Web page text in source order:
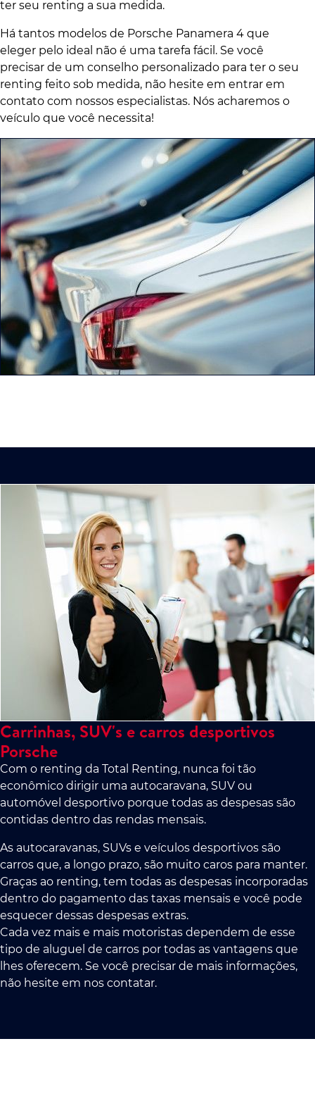
ter seu renting a sua medida.
Há tantos modelos de Porsche Panamera 4 que
eleger pelo ideal não é uma tarefa fácil. Se você
precisar de um conselho personalizado para ter o seu
renting feito sob medida, não hesite em entrar em
contato com nossos especialistas. Nós acharemos o
veículo que você necessita!
Carrinhas, SUV's e carros desportivos
Porsche
Com o renting da Total Renting, nunca foi tão
econômico dirigir uma autocaravana, SUV ou
automóvel desportivo porque todas as despesas são
contidas dentro das rendas mensais.
As autocaravanas, SUVs e veículos desportivos são
carros que, a longo prazo, são muito caros para manter.
Graças ao renting, tem todas as despesas incorporadas
dentro do pagamento das taxas mensais e você pode
esquecer dessas despesas extras.
Cada vez mais e mais motoristas dependem de esse
tipo de aluguel de carros por todas as vantagens que
lhes oferecem. Se você precisar de mais informações,
não hesite em nos contatar.